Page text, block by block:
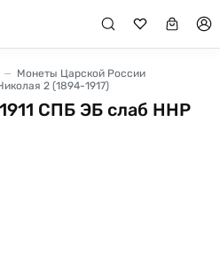
Монеты Царской России
2 (1894-1917)
СПБ ЭБ слаб ННР